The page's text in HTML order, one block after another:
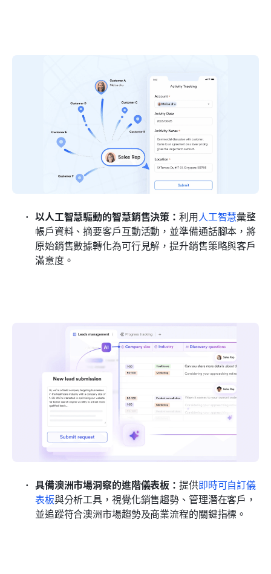
以人工智慧驅動的智慧銷售決策：利用人工智慧彙整
帳戶資料、摘要客戶互動活動，並準備通話腳本，將
原始銷售數據轉化為可行見解，提升銷售策略與客戶
滿意度。
具備澳洲市場洞察的進階儀表板：提供即時可自訂儀
表板與分析工具，視覺化銷售趨勢、管理潛在客戶，
並追蹤符合澳洲市場趨勢及商業流程的關鍵指標。